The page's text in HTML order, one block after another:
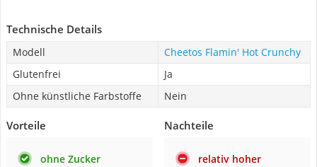
Technische Details
Modell
Cheetos Flamin' Hot Crunchy
Glutenfrei
Ja
Ohne künstliche Farbstoffe
Nein
Vorteile
ohne Zucker
Nachteile
relativ hoher